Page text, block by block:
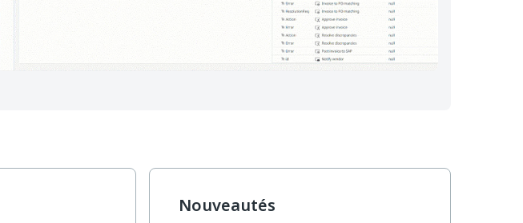
Nouveautés